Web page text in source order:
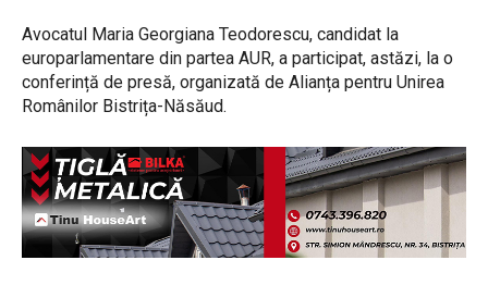
Avocatul Maria Georgiana Teodorescu, candidat la
europarlamentare din partea AUR, a participat, astăzi, la o
conferință de presă, organizată de Alianța pentru Unirea
Românilor Bistrița-Năsăud.